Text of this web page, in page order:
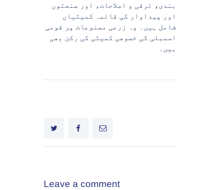
بندی، ترقی و اصلاحات، اور صنعتوں
اور پیداوار کی قائمہ کمیٹیاں
شامل ہیں۔ وہ زرعی مصنوعات پر قومی
اسمبلی کی خصوصی کمیٹی کی رکن بھی
ہیں۔
Leave a comment